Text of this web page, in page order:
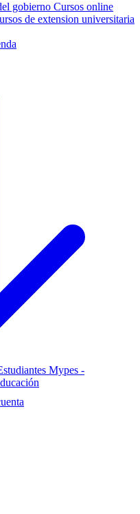
gobierno Cursos online
de extension universitaria
Mypes -